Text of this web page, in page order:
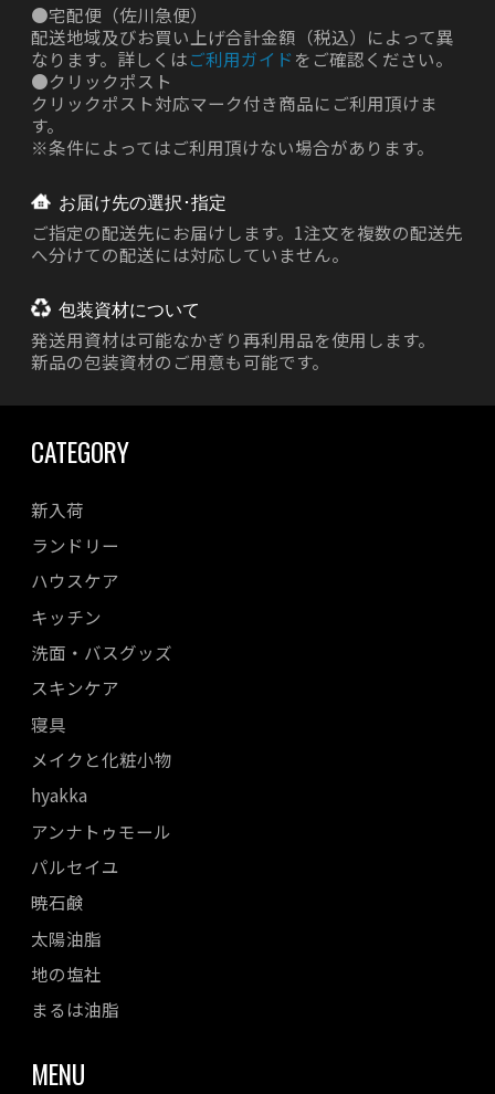
●宅配便（佐川急便）
配送地域及びお買い上げ合計金額（税込）によって異
なります。詳しくはご利用ガイド をご確認ください。
●クリックポスト
クリックポスト対応マーク付き商品にご利用頂けま
す。
※条件によってはご利用頂けない場合があります。
お届け先の選択･指定
ご指定の配送先にお届けします。1注文を複数の配送先
へ分けての配送には対応していません。
包装資材について
発送用資材は可能なかぎり再利用品を使用します。
新品の包装資材のご用意も可能です。
CATEGORY
新入荷
ランドリー
ハウスケア
キッチン
洗面・バスグッズ
スキンケア
寝具
メイクと化粧小物
hyakka
アンナトゥモール
パルセイユ
暁石鹸
太陽油脂
地の塩社
まるは油脂
MENU